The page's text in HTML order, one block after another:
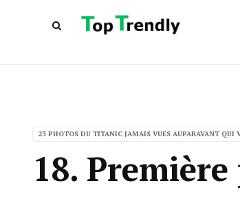
23 PHOTOS DU TITANIC JAMAIS VUES AUPARAVANT QUI
18.